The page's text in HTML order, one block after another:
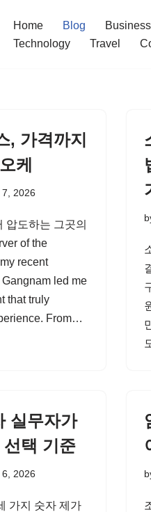
Home Blog Business
Technology
Travel
, 가격까지
케
2026
압도하는 그곳의
of the
recent
led me
that truly
From…
실무자가
택 기준
2026
가지 숫자 제가